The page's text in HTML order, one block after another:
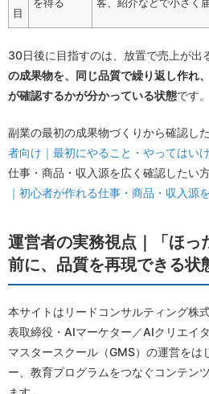
目
を得る 客、紹介などで小さく
30日後に目指すのは、放置で売上が出
の成果物を、同じ品質で繰り返し作れ
が確認するかが分かっている状態です。
副業の最初の成果物づくりから確認した
者向け｜最初にやること・やってはい
仕事・商品・収入源を広く確認したい方
｜初心者が作れる仕事・商品・収入源
運営者の実務視点｜「ほっ
前に、品質を再現できる状
本サイトはリードコンサルティング株
表取締役・AIマーケター／AIクリエイ
マスタースクール（GMS）の運営をは
ー、教育プログラムをつなぐコンテン